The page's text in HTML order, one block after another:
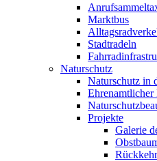
Marktbus
Stadtradeln
Naturschutz
Naturschutz in
Ehrenamtlicher
Projekte
Galerie